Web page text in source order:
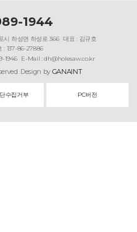
1944
시 하성면 하성로 366 대표 : 김규호
: 137-86-27886
1946 E-Mail : dh@holesaw.co.kr
Design by GANAINT
수집거부 PC버전